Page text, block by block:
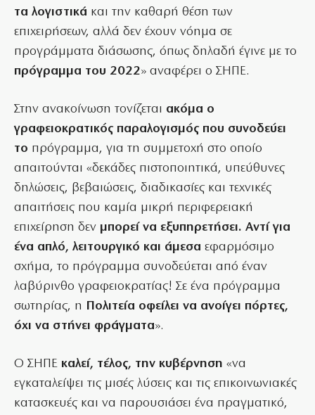
τα λογιστικά και την καθαρή θέση των
επιχειρήσεων, αλλά δεν έχουν νόημα σε
προγράμματα διάσωσης, όπως δηλαδή έγινε με το
πρόγραμμα του 2022» αναφέρει ο ΣΗΠΕ.
Στην ανακοίνωση τονίζεται ακόμα ο
γραφειοκρατικός παραλογισμός που συνοδεύει
το πρόγραμμα, για τη συμμετοχή στο οποίο
απαιτούνται «δεκάδες πιστοποιητικά, υπεύθυνες
δηλώσεις, βεβαιώσεις, διαδικασίες και τεχνικές
απαιτήσεις που καμία μικρή περιφερειακή
επιχείρηση δεν μπορεί να εξυπηρετήσει. Αντί για
ένα απλό, λειτουργικό και άμεσα εφαρμόσιμο
σχήμα, το πρόγραμμα συνοδεύεται από έναν
λαβύρινθο γραφειοκρατίας! Σε ένα πρόγραμμα
σωτηρίας, η Πολιτεία οφείλει να ανοίγει πόρτες,
όχι να στήνει φράγματα».
Ο ΣΗΠΕ καλεί, τέλος, την κυβέρνηση «να
εγκαταλείψει τις μισές λύσεις και τις επικοινωνιακές
κατασκευές και να παρουσιάσει ένα πραγματικό,